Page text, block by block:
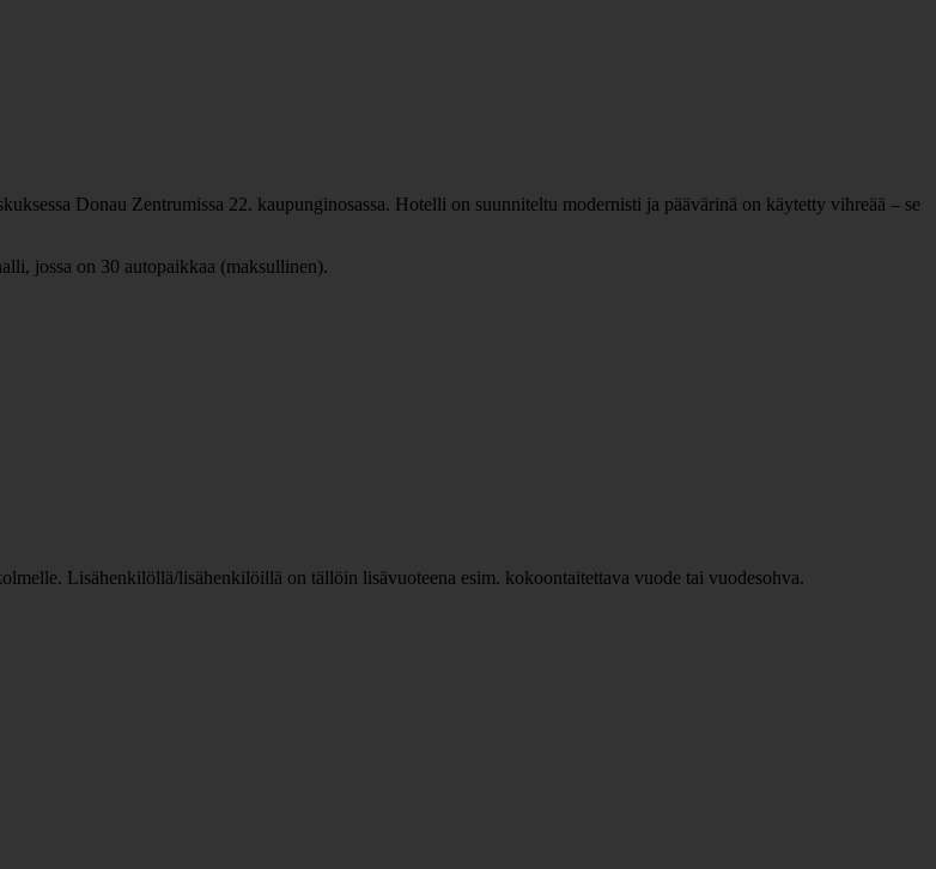
Donau Zentrumissa 22. kaupunginosassa. Hotelli on suunniteltu modernisti ja päävärinä on käytetty vihreää – se
jossa on 30 autopaikkaa (maksullinen).
Lisähenkilöllä/lisähenkilöillä on tällöin lisävuoteena esim. kokoontaitettava vuode tai vuodesohva.